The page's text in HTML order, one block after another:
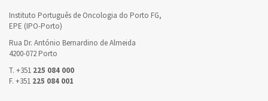
Instituto Português de Oncologia do Porto FG,
EPE (IPO-Porto)
Rua Dr. António Bernardino de Almeida
4200-072 Porto
T. +351 225 084 000
F. +351 225 084 001